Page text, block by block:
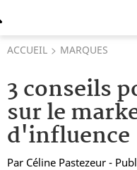
ACCUEIL MARQUES
3 conseils
sur le
d'influence
Par Céline Pastezeur -